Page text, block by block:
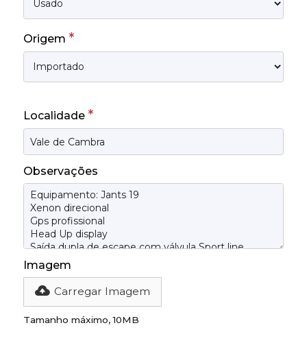
Origem *
Localidade *
Observações
Imagem
Carregar Imagem
Tamanho máximo, 10MB